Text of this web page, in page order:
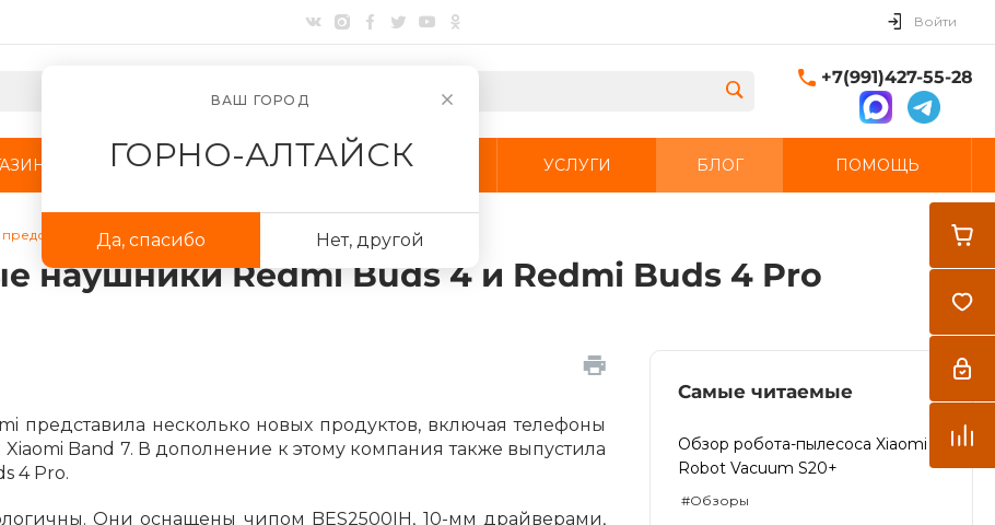
Для клиентов всех банков
График платежей
Сегодня
ВАШ ГОРОД
ГОРНО-АЛТАЙСК
Да, спасибо Нет, другой
Войти
+7(991)427-55-28
АКЦИИ КОМПАНИЯ УСЛУГИ БЛОГ ПОМОЩЬ
новые наушники Redmi Buds 4 и Redmi Buds 4 Pro
наушники Redmi Buds 4 и Redmi Buds 4 Pro
Самые читаемые
Обзор робота-пылесоса Xiaomi
Robot Vacuum S20+
#Обзоры
представила несколько новых продуктов, включая телефоны
Band 7. В дополнение к этому компания также выпустила
4 Pro.
Они оснащены чипом BES2500IH, 10-мм драйверами,